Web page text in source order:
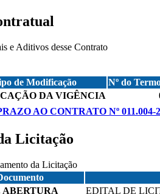
e Aditivos desse Contrato
de Modificação Nº do
DA VIGÊNCIA
AO CONTRATO Nº 011.004-
Licitação
da Licitação
EDITAL DE